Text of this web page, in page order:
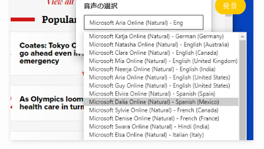
発音